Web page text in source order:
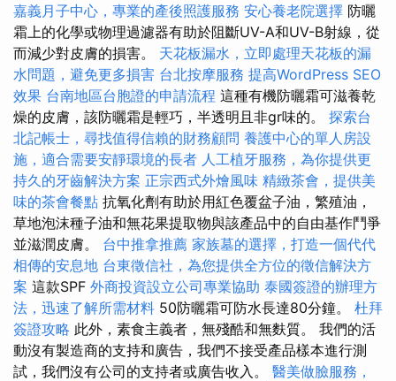
嘉義月子中心，專業的產後照護服務 安心養老院選擇 防曬
霜上的化學或物理過濾器有助於阻斷​​UV-A和UV-B射線，從
而減少對皮膚的損害。 天花板漏水，立即處理天花板的漏
水問題，避免更多損害 台北按摩服務 提高WordPress SEO
效果 台南地區台胞證的申請流程 這種有機防曬霜可滋養乾
燥的皮膚，該防曬霜是輕巧，半透明且非gr味的。 探索台
北記帳士，尋找值得信賴的財務顧問 養護中心的單人房設
施，適合需要安靜環境的長者 人工植牙服務，為你提供更
持久的牙齒解決方案 正宗西式外燴風味 精緻茶會，提供美
味的茶會餐點 抗氧化劑有助於用紅色覆盆子油，繁殖油，
草地泡沫種子油和無花果提取物與該產品中的自由基作鬥爭
並滋潤皮膚。 台中推拿推薦 家族墓的選擇，打造一個代代
相傳的安息地 台東徵信社，為您提供全方位的徵信解決方
案 這款SPF 外商投資設立公司專業協助 泰國簽證的辦理方
法，迅速了解所需材料 50防曬霜可防水長達80分鐘。 杜拜
簽證攻略 此外，素食主義者，無殘酷和無麩質。 我們的活
動沒有製造商的支持和廣告，我們不接受產品樣本進行測
試，我們沒有公司的支持者或廣告收入。 醫美做臉服務，